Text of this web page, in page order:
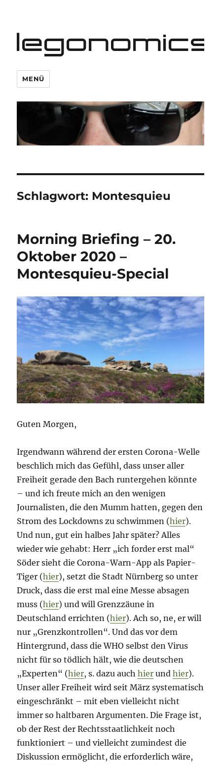
legonomics
MENÜ
Schlagwort: Montesquieu
Morning Briefing – 20.
Oktober 2020 –
Montesquieu-Special
Guten Morgen,
Irgendwann während der ersten Corona-Welle
beschlich mich das Gefühl, dass unser aller
Freiheit gerade den Bach runtergehen könnte
– und ich freute mich an den wenigen
Journalisten, die den Mumm hatten, gegen den
Strom des Lockdowns zu schwimmen (hier).
Und nun, gut ein halbes Jahr später? Alles
wieder wie gehabt: Herr „ich forder erst mal“
Söder sieht die Corona-Warn-App als Papier-
Tiger (hier), setzt die Stadt Nürnberg so unter
Druck, dass die erst mal eine Messe absagen
muss (hier) und will Grenzzäune in
Deutschland errichten (hier). Ach so, ne, er will
nur „Grenzkontrollen“. Und das vor dem
Hintergrund, dass die WHO selbst den Virus
nicht für so tödlich hält, wie die deutschen
„Experten“ (hier, s. dazu auchhier undhier).
Unser aller Freiheit wird seit März systematisch
eingeschränkt – mit eben vielleicht nicht
immer so haltbaren Argumenten. Die Frage ist,
ob der Rest der Rechtsstaatlichkeit noch
funktioniert – und vielleicht zumindest die
Diskussion ermöglicht, die erforderlich wäre,